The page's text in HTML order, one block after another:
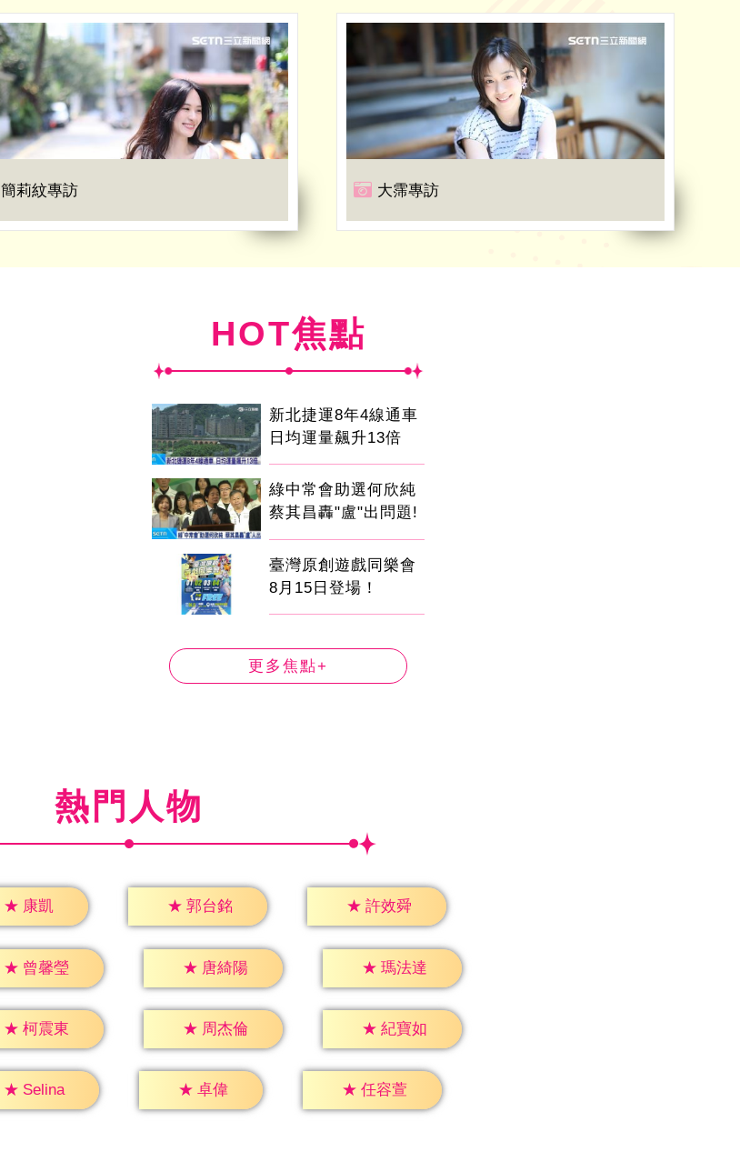
簡莉紋專訪 大霈專訪
HOT焦點
新北捷運8年4線通車
日均運量飆升13倍
綠中常會助選何欣純
蔡其昌轟"盧"出問題!
臺灣原創遊戲同樂會
8月15日登場！
更多焦點+
熱門人物
★ 康凱 ★ 郭台銘 ★ 許效舜
★ 曾馨瑩 ★ 唐綺陽 ★ 瑪法達
★ 柯震東 ★ 周杰倫 ★ 紀寶如
★ Selina ★ 卓偉 ★ 任容萱